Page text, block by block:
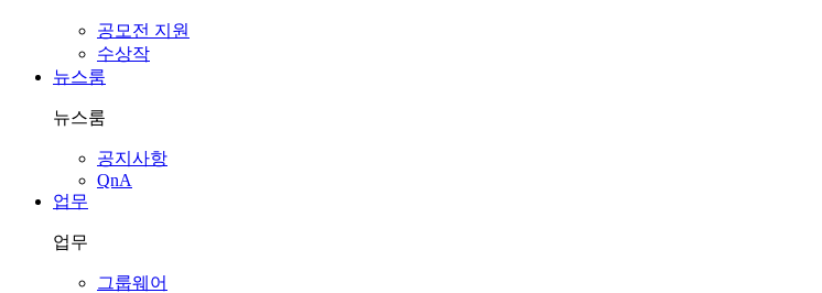
공모전 지원
수상작
뉴스룸
뉴스룸
공지사항
QnA
업무
업무
그룹웨어